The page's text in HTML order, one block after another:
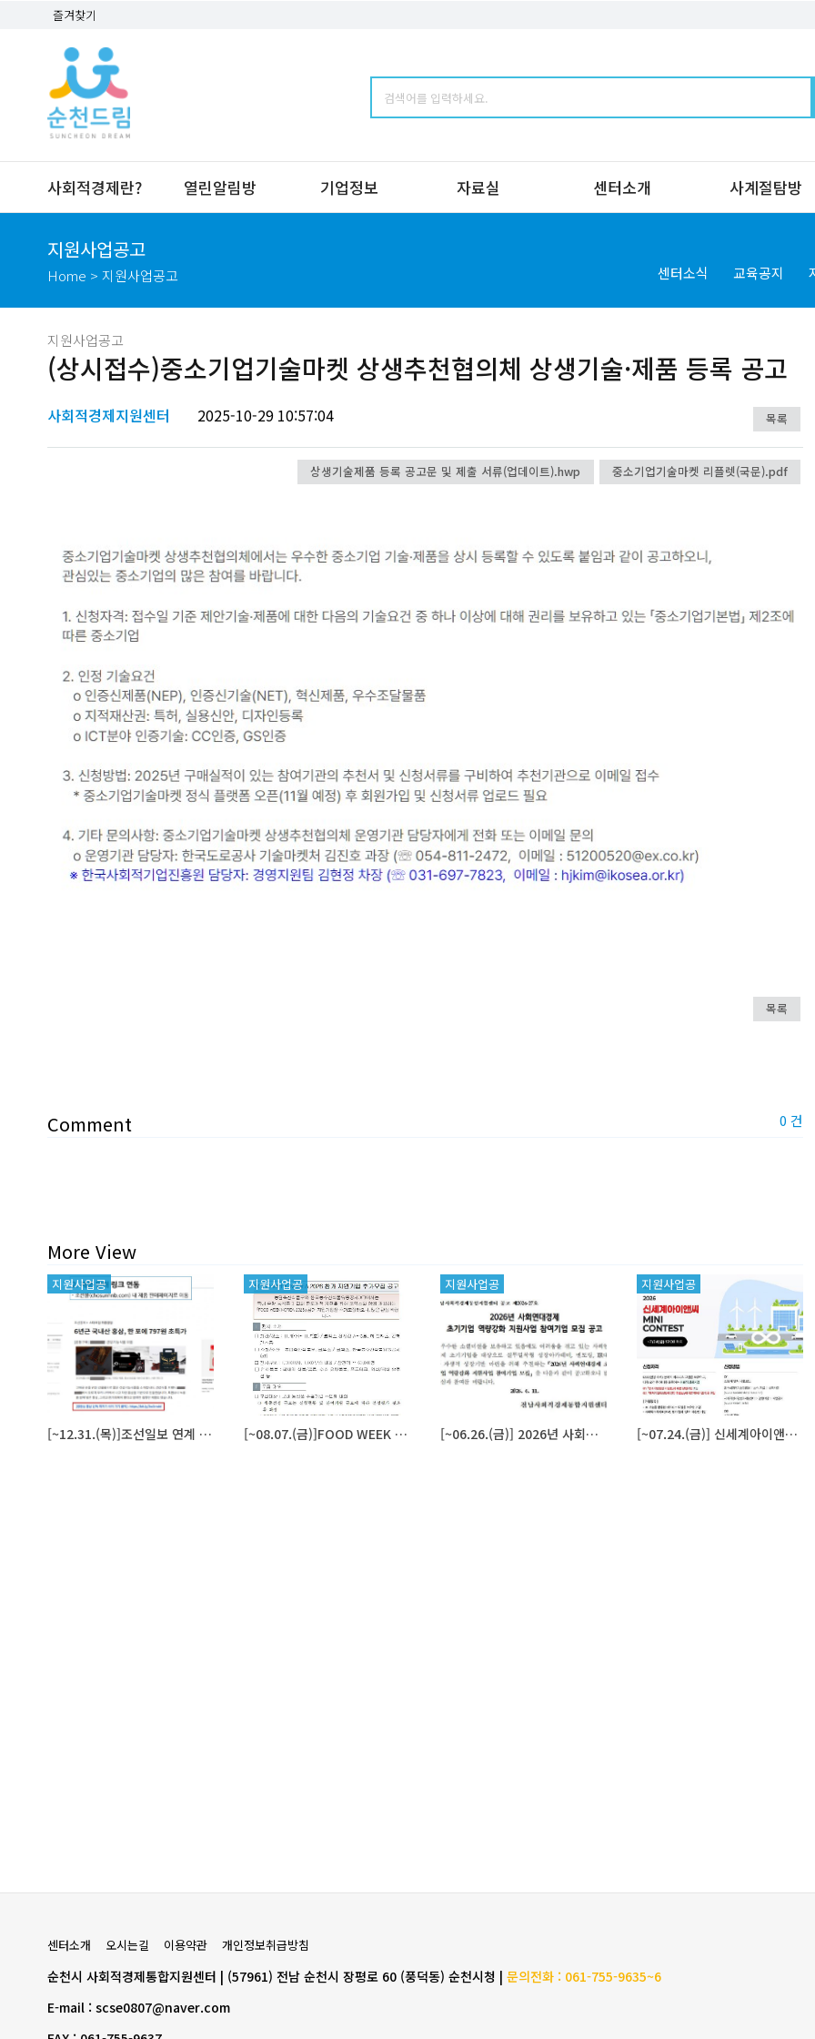
즐겨찾기
사회적경제란? 열린알림방 기업정보 자료실 센터소개 사계절탐방
지원사업공고
Home > 지원사업공고 센터소식 교육공지
지원사업공고
(상시접수)중소기업기술마켓 상생추천협의체 상생기술·제품 등록 공고
사회적경제지원센터 2025-10-29 10:57:04 목록
상생기술제품 등록 공고문 및 제출 서류(업데이트).hwp 중소기업기술마켓 리플렛(국문).pdf
목록
Comment 0 건
More View
지원사업공
고
[~12.31.(목)]조선일보 연계 중소기업 홍보·판매 지원
지원사업공
고
[~08.07.(금)]FOOD WEEK KOREA 2026 참가 지원기업 추가모집 공고
지원사업공
고
[~06.26.(금)] 2026년 사회연대경제기업 초기기업 역량강화 지원사업 참여기업 모집공고
지원사업공
고
[~07.24.(금)] 신세계아이앤씨 MINI CONTEST 참여기업 모집 공고
센터소개 오시는길 이용약관 개인정보취급방침
순천시 사회적경제통합지원센터 | (57961) 전남 순천시 장평로 60 (풍덕동) 순천시청 | 문의전화 : 061-755-9635~6
E-mail : scse0807@naver.com